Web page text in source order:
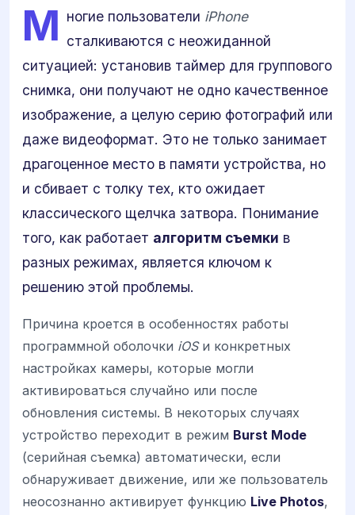
М ногие пользователи iPhone
сталкиваются с неожиданной
ситуацией: установив таймер для группового
снимка, они получают не одно качественное
изображение, а целую серию фотографий или
даже видеоформат. Это не только занимает
драгоценное место в памяти устройства, но
и сбивает с толку тех, кто ожидает
классического щелчка затвора. Понимание
того, как работает алгоритм съемки в
разных режимах, является ключом к
решению этой проблемы.
Причина кроется в особенностях работы
программной оболочки iOSи конкретных
настройках камеры, которые могли
активироваться случайно или после
обновления системы. В некоторых случаях
устройство переходит в режим Burst Mode
(серийная съемка) автоматически, если
обнаруживает движение, или же пользователь
неосознанно активирует функцию Live Photos,